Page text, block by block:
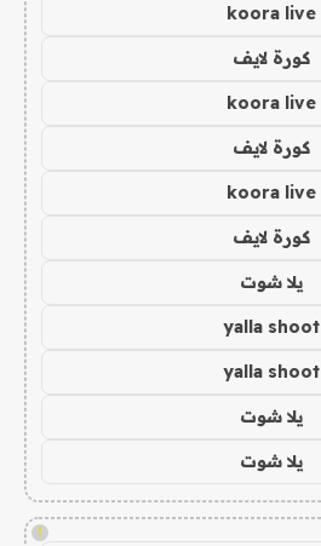
koora live
كورة لايف
koora live
كورة لايف
koora live
كورة لايف
يلا شوت
yalla shoot
yalla shoot
يلا شوت
يلا شوت
!